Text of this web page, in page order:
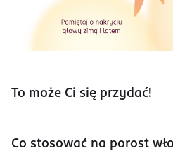
To może Ci się przydać!
Co stosować na porost